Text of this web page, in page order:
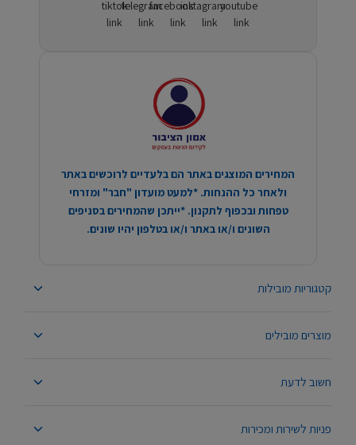
קטגוריות מובילות
מוצרים מובילים
חשוב לדעת
פניות לשירות ומכירות
המחירים המוצגים באתר הם בלעדיים לרוכשים באתר
ולאחר כל ההנחות. *למעט מועדון "חבר" ומזרחי
טפחות ובכפוף לתקנון. *ייתכן שהמחירים בסניפים
השונים ו/או באתר ו/או בטלפון יהיו שונים.